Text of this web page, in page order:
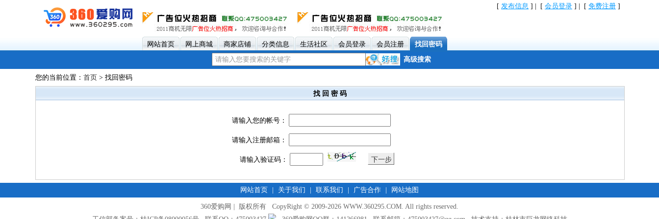
[ 发布信息 ] | [ 会员登录 ] | [ 免费注册 ]
网站首页 网上商城 商家店铺 分类信息 生活社区 会员登录 会员注册 找回密码
高级搜索
您的当前位置： 首页 > 找回密码
找 回 密 码
请输入您的帐号：
请输入注册邮箱：
请输入验证码：
网站首页 关于我们 联系我们 广告合作 网站地图
360爱购网 | 版权所有 CopyRight © 2009-2026 WWW.360295.COM. All rights reserved.